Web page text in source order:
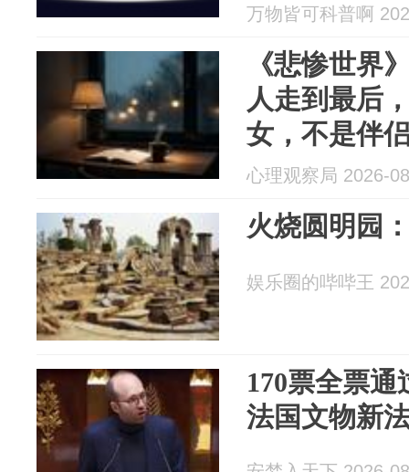
万物皆可科普啊
《悲惨世界
人走到最后
女，不是伴
的这两颗种
心理观察局 2026-
火烧圆明园
娱乐圈的哔哔王
170票全票
法国文物新